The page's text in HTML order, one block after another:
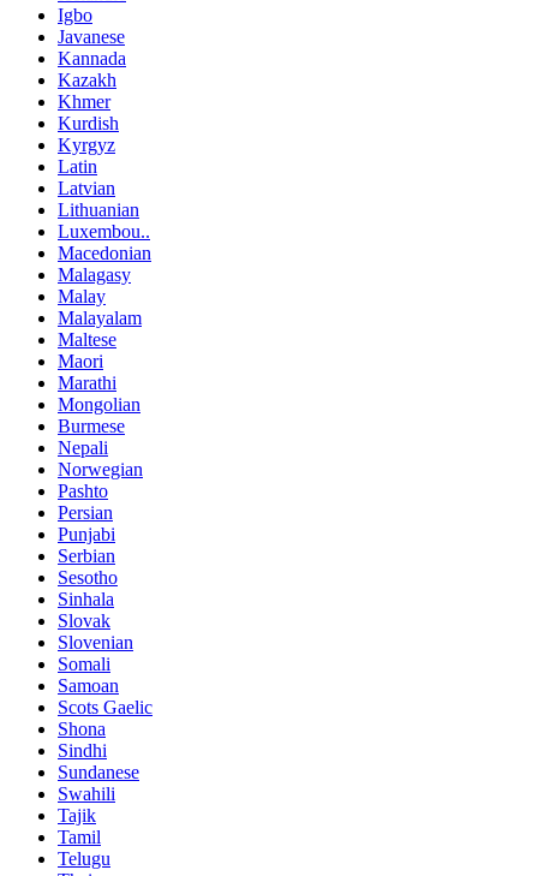
Igbo
Javanese
Kannada
Kazakh
Khmer
Kurdish
Kyrgyz
Latin
Latvian
Lithuanian
Luxembou..
Macedonian
Malagasy
Malay
Malayalam
Maltese
Maori
Marathi
Mongolian
Burmese
Nepali
Norwegian
Pashto
Persian
Punjabi
Serbian
Sesotho
Sinhala
Slovak
Slovenian
Somali
Samoan
Scots Gaelic
Shona
Sindhi
Sundanese
Swahili
Tajik
Tamil
Telugu